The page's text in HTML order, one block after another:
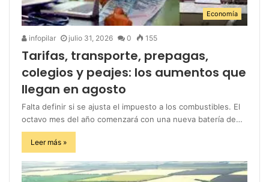
Economía
infopilar julio 31, 2026 0 155
Tarifas, transporte, prepagas,
colegios y peajes: los aumentos que
llegan en agosto
Falta definir si se ajusta el impuesto a los combustibles. El
octavo mes del año comenzará con una nueva batería de…
Leer más »